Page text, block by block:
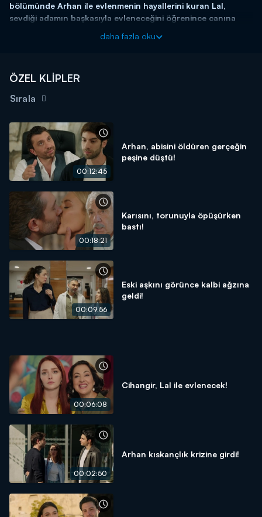
bölümünde Arhan ile evlenmenin hayallerini kuran Lal,
sevdiği adamın başkasıyla evleneceğini öğrenince canına
daha fazla oku
ÖZEL KLİPLER
Sırala
00:12:45
Arhan, abisini öldüren gerçeğin
peşine düştü!
00:18:21
Karısını, torunuyla öpüşürken
bastı!
00:09:56
Eski aşkını görünce kalbi ağzına
geldi!
00:06:08
Cihangir, Lal ile evlenecek!
00:02:50
Arhan kıskançlık krizine girdi!